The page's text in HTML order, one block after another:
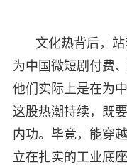
文化热背后，
为中国微短剧付费
他们实际上是在为
这股热潮持续，既
内功。毕竟，能穿
立在扎实的工业底